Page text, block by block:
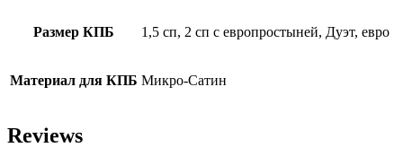
Размер КПБ 1,5 сп, 2 сп с европростыней, Дуэт, евро
Материал для КПБ Микро-Сатин
Reviews